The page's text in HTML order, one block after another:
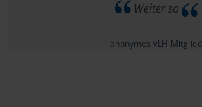
Weiter so
anonymes VLH-Mitglied